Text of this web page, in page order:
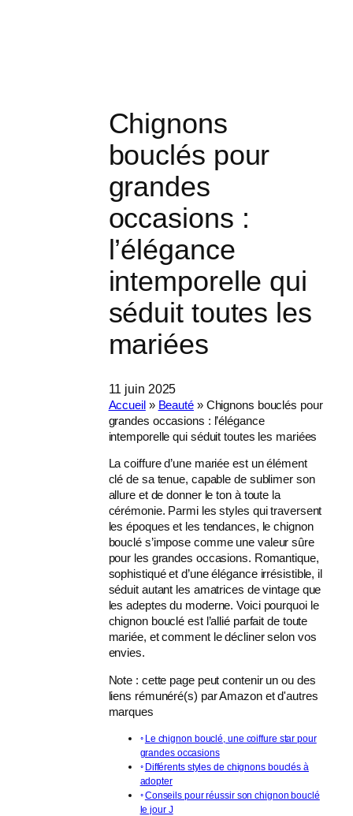
Chignons
bouclés pour
grandes
occasions :
l’élégance
intemporelle qui
séduit toutes les
mariées
11 juin 2025
Accueil» Beauté» Chignons bouclés pour
grandes occasions : l’élégance
intemporelle qui séduit toutes les mariées
La coiffure d’une mariée est un élément
clé de sa tenue, capable de sublimer son
allure et de donner le ton à toute la
cérémonie. Parmi les styles qui traversent
les époques et les tendances, le chignon
bouclé s’impose comme une valeur sûre
pour les grandes occasions. Romantique,
sophistiqué et d’une élégance irrésistible, il
séduit autant les amatrices de vintage que
les adeptes du moderne. Voici pourquoi le
chignon bouclé est l’allié parfait de toute
mariée, et comment le décliner selon vos
envies.
Note : cette page peut contenir un ou des
liens rémunéré(s) par Amazon et d'autres
marques
Le chignon bouclé, une coiffure star pour
grandes occasions
Différents styles de chignons bouclés à
adopter
Conseils pour réussir son chignon bouclé
le jour J